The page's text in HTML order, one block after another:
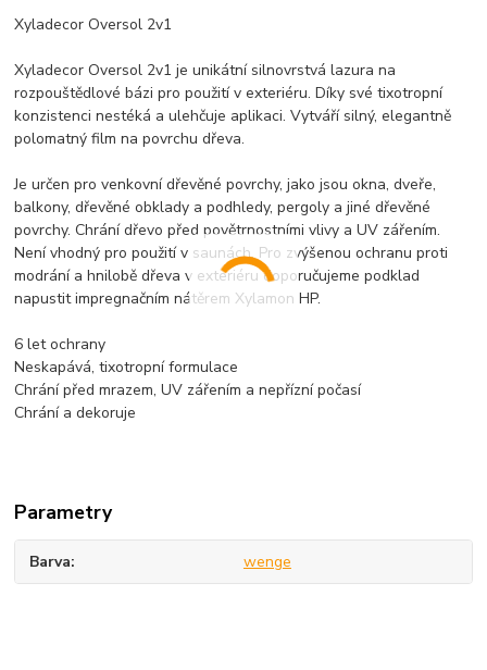
Xyladecor Oversol 2v1
Xyladecor Oversol 2v1 je unikátní silnovrstvá lazura na
rozpouštědlové bázi pro použití v exteriéru. Díky své tixotropní
konzistenci nestéká a ulehčuje aplikaci. Vytváří silný, elegantně
polomatný film na povrchu dřeva.
Je určen pro venkovní dřevěné povrchy, jako jsou okna, dveře,
balkony, dřevěné obklady a podhledy, pergoly a jiné dřevěné
povrchy. Chrání dřevo před povětrnostními vlivy a UV zářením.
Není vhodný pro použití v saunách. Pro zvýšenou ochranu proti
modrání a hnilobě dřeva v exteriéru doporučujeme podklad
napustit impregnačním nátěrem Xylamon HP.
6 let ochrany
Neskapává, tixotropní formulace
Chrání před mrazem, UV zářením a nepřízní počasí
Chrání a dekoruje
Parametry
Barva wenge